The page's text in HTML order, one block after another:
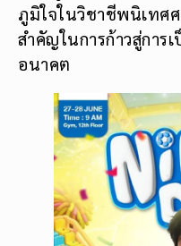
ภูมิใจในวิชาชีพนิเทศ
สำคัญในการก้าวสู่กา
อนาคต